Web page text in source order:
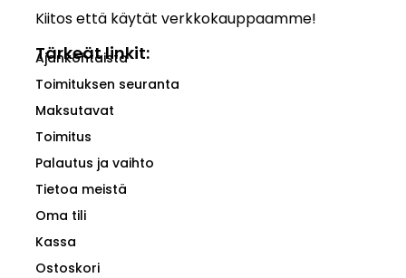
Kiitos että käytät verkkokauppaamme!
Tärkeät linkit:
Ajankohtaista
Toimituksen seuranta
Maksutavat
Toimitus
Palautus ja vaihto
Tietoa meistä
Oma tili
Kassa
Ostoskori